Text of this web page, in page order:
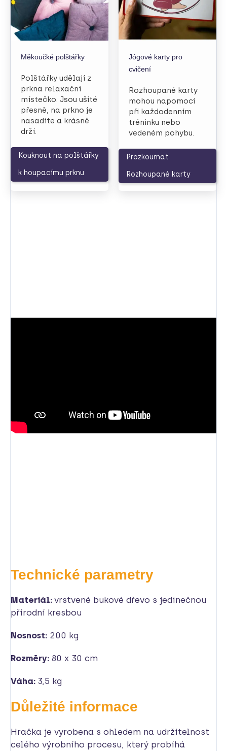
Měkoučké polštářky
Polštářky udělají z
prkna relaxační
místečko. Jsou ušité
přesně, na prkno je
nasadíte a krásně
drží.
Kouknout na polštářky
k houpacímu prknu
Jógové karty pro
cvičení
Rozhoupané karty
mohou napomoci
při každodenním
tréninku nebo
vedeném pohybu.
Prozkoumat
Rozhoupané karty
Technické parametry
Materiál: vrstvené bukové dřevo s jedinečnou
přírodní kresbou
Nosnost: 200 kg
Rozměry: 80 x 30 cm
Váha: 3,5 kg
Důležité informace
Hračka je vyrobena s ohledem na udržitelnost
celého výrobního procesu, který probíhá